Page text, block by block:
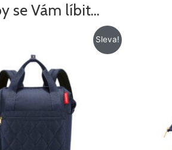
se Vám líbit…
Sleva!
1
Kč.
je:
1
349 Kč.